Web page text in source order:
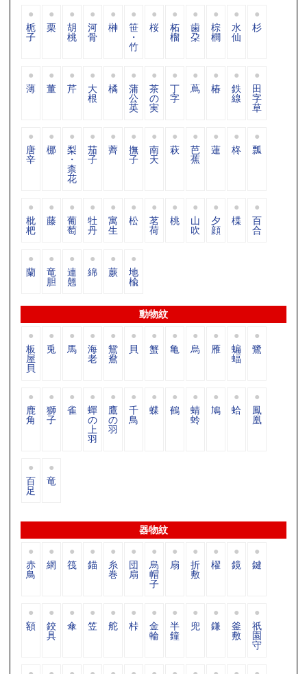
栀
子
栗 胡
桃
河
骨
榊 笹
・
竹
桜 柘
榴
歯
朶
棕
櫚
水
仙
杉
薄 董 芹 大
根
橘 蒲
公
英
茶
の
実
丁
字
蔦 椿 鉄
線
田
字
草
唐
辛
梛 梨
・
柰
花
茄
子
薺 撫
子
南
天
萩 芭
蕉
蓮 柊 瓢
枇
杷
藤 葡
萄
牡
丹
寓
生
松 茗
荷
桃 山
吹
夕
顔
楪 百
合
蘭 竜
胆
連
翹
綿 蕨 地
楡
動物紋
板
屋
貝
兎 馬 海
老
鴛
鴦
貝 蟹 亀 烏 雁 蝙
蝠
鷺
鹿
角
獅
子
雀 蟬
の
上
羽
鷹
の
羽
千
鳥
蝶 鶴 蜻
蛉
鳩 蛤 鳳
凰
百
足
竜
器物紋
赤
鳥
網 筏 錨 糸
巻
団
扇
烏
帽
子
扇 折
敷
櫂 鏡 鍵
額 鉸
具
傘 笠 舵 桛 金
輪
半
鐘
兜 鎌 釜
敷
祇
園
守